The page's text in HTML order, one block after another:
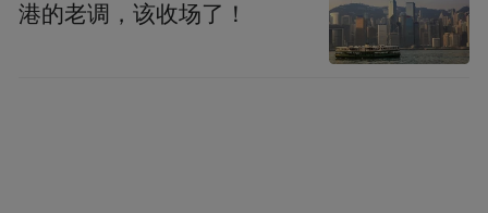
港的老调，该收场了！